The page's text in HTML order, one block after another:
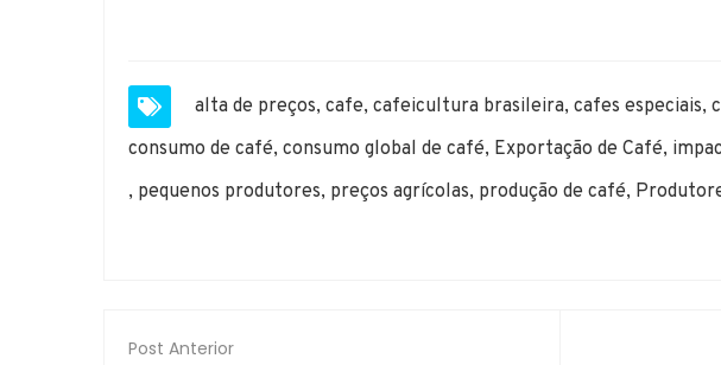
alta de preços, cafe, cafeicultura brasileira, cafes especiais,
consumo de café, consumo global de café, Exportação de Café,
, pequenos produtores, preços agrícolas, produção de café,
Post Anterior